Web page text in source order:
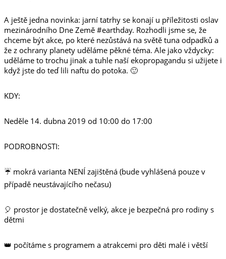
A ještě jedna novinka: jarní tatrhy se konají u příležitosti oslav
mezinárodního Dne Země #earthday. Rozhodli jsme se, že
chceme být akce, po které nezůstává na světě tuna odpadků a
že z ochrany planety uděláme pěkné téma. Ale jako vždycky:
uděláme to trochu jinak a tuhle naší ekopropagandu si užijete i
když jste do teď lili naftu do potoka. 🙂
KDY:
Neděle 14. dubna 2019 od 10:00 do 17:00
PODROBNOSTI:
☔️ mokrá varianta NENÍ zajištěná (bude vyhlášená pouze v
případě neustávajícího nečasu)
🎈 prostor je dostatečně velký, akce je bezpečná pro rodiny s
dětmi
👑 počítáme s programem a atrakcemi pro děti malé i větší